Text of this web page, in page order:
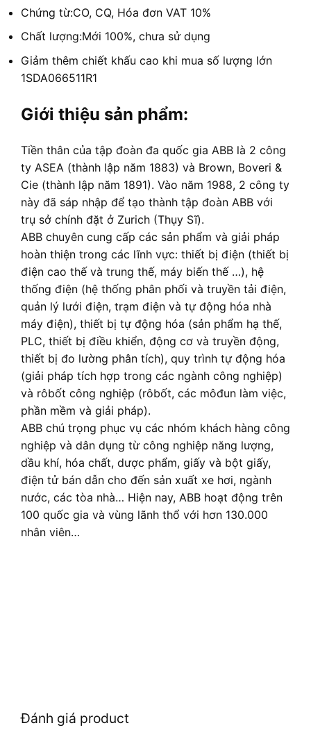
Chứng từ:CO, CQ, Hóa đơn VAT 10%
Chất lượng:Mới 100%, chưa sử dụng
Giảm thêm chiết khấu cao khi mua số lượng lớn
1SDA066511R1
Giới thiệu sản phẩm:
Tiền thân của tập đoàn đa quốc gia ABB là 2 công
ty ASEA (thành lập năm 1883) và Brown, Boveri &
Cie (thành lập năm 1891). Vào năm 1988, 2 công ty
này đã sáp nhập để tạo thành tập đoàn ABB với
trụ sở chính đặt ở Zurich (Thụy Sĩ).
ABB chuyên cung cấp các sản phẩm và giải pháp
hoàn thiện trong các lĩnh vực: thiết bị điện (thiết bị
điện cao thế và trung thế, máy biến thế …), hệ
thống điện (hệ thống phân phối và truyền tải điện,
quản lý lưới điện, trạm điện và tự động hóa nhà
máy điện), thiết bị tự động hóa (sản phẩm hạ thế,
PLC, thiết bị điều khiển, động cơ và truyền động,
thiết bị đo lường phân tích), quy trình tự động hóa
(giải pháp tích hợp trong các ngành công nghiệp)
và rôbốt công nghiệp (rôbốt, các môđun làm việc,
phần mềm và giải pháp).
ABB chú trọng phục vụ các nhóm khách hàng công
nghiệp và dân dụng từ công nghiệp năng lượng,
dầu khí, hóa chất, dược phẩm, giấy và bột giấy,
điện tử bán dẫn cho đến sản xuất xe hơi, ngành
nước, các tòa nhà… Hiện nay, ABB hoạt động trên
100 quốc gia và vùng lãnh thổ với hơn 130.000
nhân viên…
Đánh giá product